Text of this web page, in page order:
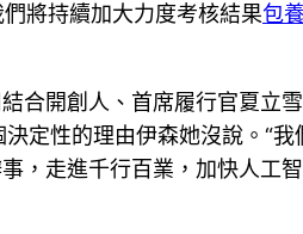
將持續加大力度考核結果包
合開創人、首席履行官夏立
定性的理由伊森她沒說。“
走進千行百業，加快人工